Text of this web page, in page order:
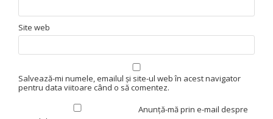
Site web
Salvează-mi numele, emailul și site-ul web în acest navigator
pentru data viitoare când o să comentez.
Anunță-mă prin e-mail despre